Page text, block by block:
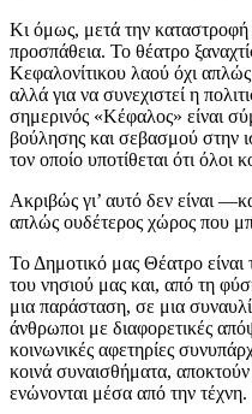
Κι όμως, μετά την
προσπάθεια. Το θέατρο
Κεφαλονίτικου λαού όχι
αλλά για να συνεχιστεί η
σημερινός «Κέφαλος» είναι
βούλησης και σεβασμού στην
τον οποίο υποτίθεται ότι όλοι
Ακριβώς γι’ αυτό δεν είναι
απλώς ουδέτερος χώρος που
Το Δημοτικό μας Θέατρο είναι
του νησιού μας και, από τη
μια παράσταση, σε μια
άνθρωποι με διαφορετικές
κοινωνικές αφετηρίες
κοινά συναισθήματα, αποκτούν
ενώνονται μέσα από την τέχνη.